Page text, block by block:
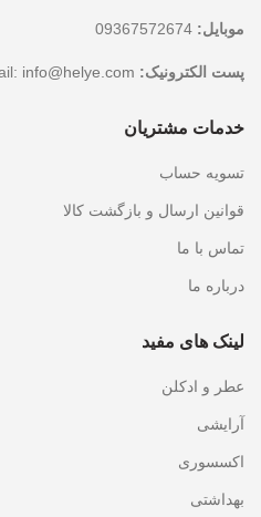
موبایل: 09367572674
پست الکترونیک: info@helye.com
خدمات مشتریان
تسویه حساب
قوانین ارسال و بازگشت کالا
تماس با ما
درباره ما
لینک های مفید
عطر و ادکلن
آرایشی
اکسسوری
بهداشتی